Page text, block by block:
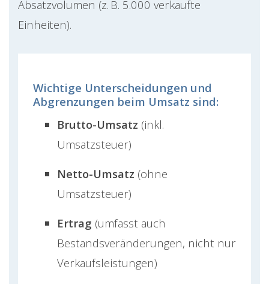
Absatzvolumen (z. B. 5.000 verkaufte
Einheiten).
Wichtige Unterscheidungen und
Abgrenzungen beim Umsatz sind:
Brutto-Umsatz (inkl.
Umsatzsteuer)
Netto-Umsatz (ohne
Umsatzsteuer)
Ertrag (umfasst auch
Bestandsveränderungen, nicht nur
Verkaufsleistungen)